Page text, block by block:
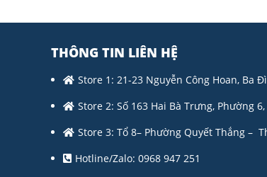
THÔNG TIN LIÊN HỆ
Store 1: 21-23 Nguyễn Công Hoan, Ba
Store 2: Số 163 Hai Bà Trưng, Phường
Store 3: Tổ 8– Phường Quyết Thắng –
Hotline/Zalo: 0968 947 251